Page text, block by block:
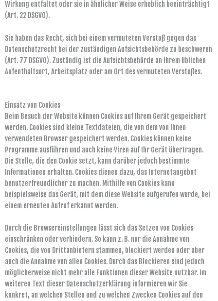
Wirkung entfaltet oder sie in ähnlicher Weise erheblich beeinträchtigt
(Art. 22 DSGVO).
Sie haben das Recht, sich bei einem vermuteten Verstoß gegen das
Datenschutzrecht bei der zuständigen Aufsichtsbehörde zu beschweren
(Art. 77 DSGVO). Zuständig ist die Aufsichtsbehörde an Ihrem üblichen
Aufenthaltsort, Arbeitsplatz oder am Ort des vermuteten Verstoßes.
Einsatz von Cookies
Beim Besuch der Website können Cookies auf Ihrem Gerät gespeichert
werden. Cookies sind kleine Textdateien, die von dem von Ihnen
verwendeten Browser gespeichert werden. Cookies können keine
Programme ausführen und auch keine Viren auf Ihr Gerät übertragen.
Die Stelle, die den Cookie setzt, kann darüber jedoch bestimmte
Informationen erhalten. Cookies dienen dazu, das Internetangebot
benutzerfreundlicher zu machen. Mithilfe von Cookies kann
beispielsweise das Gerät, mit dem diese Website aufgerufen wurde, bei
einem erneuten Aufruf erkannt werden.
Durch die Browsereinstellungen lässt sich das Setzen von Cookies
einschränken oder verhindern. So kann z. B. nur die Annahme von
Cookies, die von Drittanbietern stammen, blockiert werden oder aber
auch die Annahme von allen Cookies. Durch das Blockieren sind jedoch
möglicherweise nicht mehr alle Funktionen dieser Website nutzbar. Im
weiteren Text dieser Datenschutzerklärung informieren wir Sie
konkret, an welchen Stellen und zu welchen Zwecken Cookies auf den